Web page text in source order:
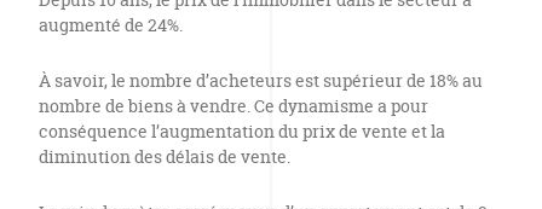
augmenté de 24%.
À savoir, le nombre d’acheteurs est supérieur de 18% au
nombre de biens à vendre. Ce dynamisme a pour
conséquence l’augmentation du prix de vente et la
diminution des délais de vente.